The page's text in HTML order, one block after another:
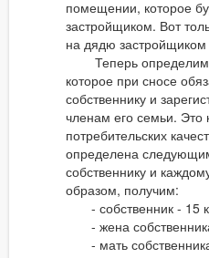
помещении, которое
застройщиком. Вот
на дядю
Теперь
которое при сносе
собственнику и
членам его семьи. Это
потребительских
определена
собственнику и
образом, получим:
- собственник - 15
- жена
- мать